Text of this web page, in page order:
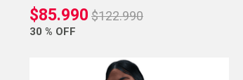
$85.990 $122.990
30 % OFF